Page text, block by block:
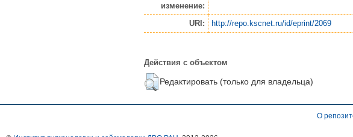
изменение:
URI: http://repo.kscnet.ru/id/eprint/2069
Действия с объектом
Редактировать (только для владельца)
О